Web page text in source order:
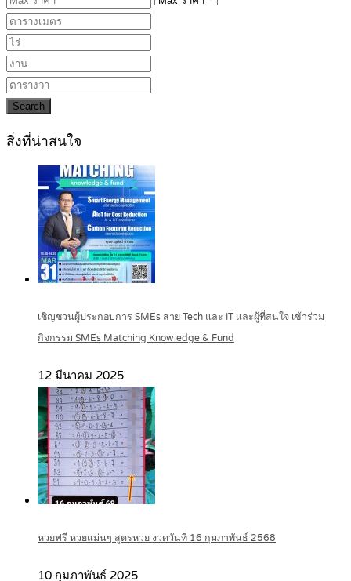
Search
สิ่งที่น่าสนใจ
เชิญชวนผู้ประกอบการ SMEs สาย Tech และ IT และผู้ที่สนใจ เข้าร่วม
กิจกรรม SMEs Matching Knowledge & Fund
12 มีนาคม 2025
หวยฟรี หวยแม่นๆ สูตรหวย งวดวันที่ 16 กุมภาพันธ์ 2568
10 กุมภาพันธ์ 2025